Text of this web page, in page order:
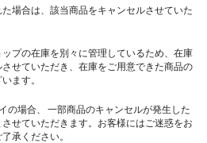
場合は、該当商品をキャンセルさせていた
プの在庫を別々に管理しているため、在庫
せていただき、在庫をご用意できた商品の
ます。
場合、 一部商品のキャンセルが発生した
せていただきます。お客様にはご迷惑をお
承ください。